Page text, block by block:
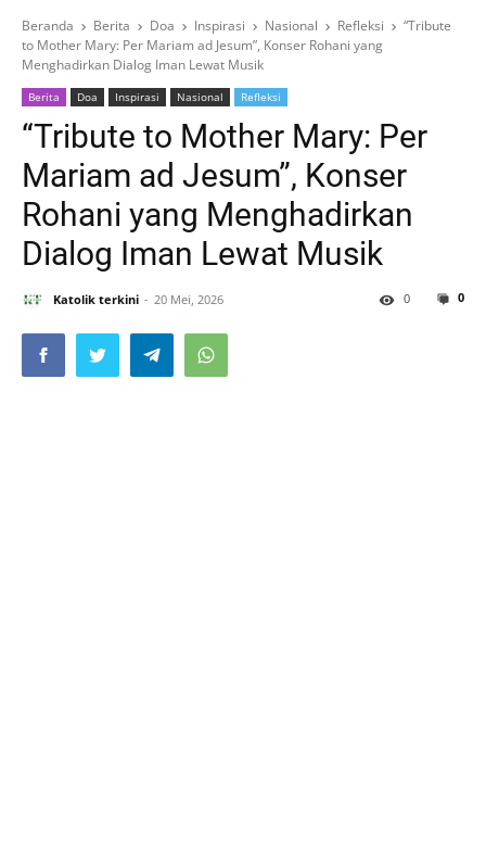
Beranda Berita Doa Inspirasi Nasional Refleksi
“Tribute
to Mother Mary: Per Mariam ad Jesum”, Konser Rohani yang
Menghadirkan Dialog Iman Lewat Musik
Berita Doa Inspirasi Nasional Refleksi
“Tribute to Mother Mary: Per
Mariam ad Jesum”, Konser
Rohani yang Menghadirkan
Dialog Iman Lewat Musik
Katolik terkini 20 Mei, 2026 0
0